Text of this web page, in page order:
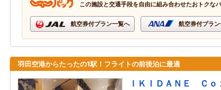
この施設と交通手段を自由に組み合わせたおトクな
航空券付プラン一覧へ 航空券付プラ
羽田空港からたったの1駅！フライトの前後泊に最適
ＩＫＩＤＡＮＥ Ｃ